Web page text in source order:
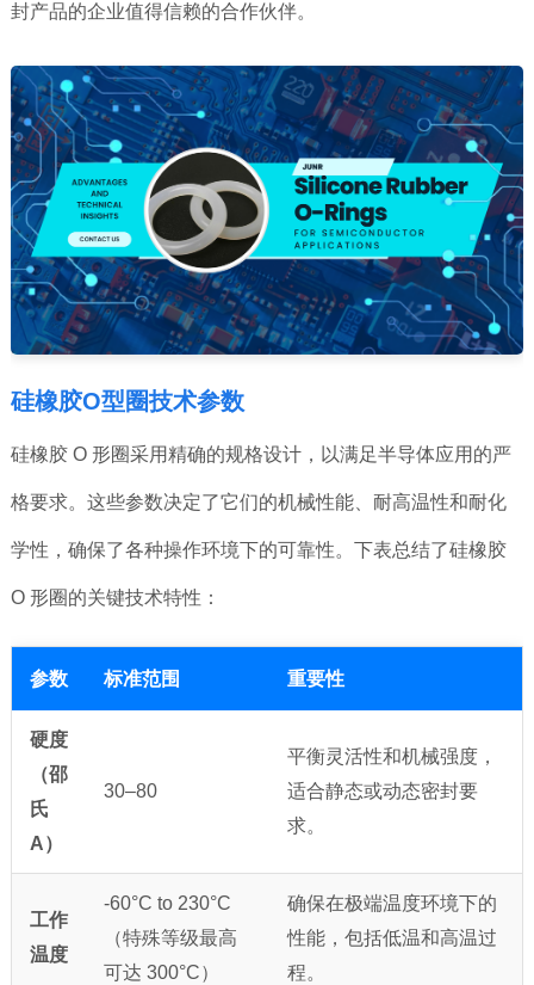
封产品的企业值得信赖的合作伙伴。
硅橡胶O型圈技术参数
硅橡胶 O 形圈采用精确的规格设计，以满足半导体应用的严
格要求。这些参数决定了它们的机械性能、耐高温性和耐化
学性，确保了各种操作环境下的可靠性。下表总结了硅橡胶
O 形圈的关键技术特性：
参数 标准范围 重要性
硬度
（邵
氏
A）
30–80
平衡灵活性和机械强度，
适合静态或动态密封要
求。
工作
温度
-60°C to 230°C
（特殊等级最高
可达 300°C）
确保在极端温度环境下的
性能，包括低温和高温过
程。